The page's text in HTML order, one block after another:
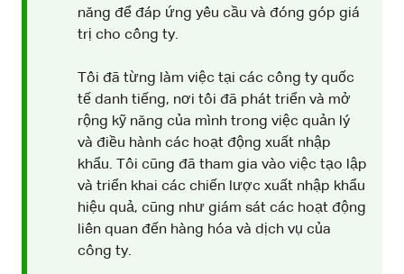
năng để đáp ứng yêu cầu và đóng góp giá
trị cho công ty.
Tôi đã từng làm việc tại các công ty quốc
tế danh tiếng, nơi tôi đã phát triển và mở
rộng kỹ năng của mình trong việc quản lý
và điều hành các hoạt động xuất nhập
khẩu. Tôi cũng đã tham gia vào việc tạo lập
và triển khai các chiến lược xuất nhập khẩu
hiệu quả, cũng như giám sát các hoạt động
liên quan đến hàng hóa và dịch vụ của
công ty.